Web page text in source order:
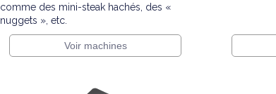
comme des mini-steak hachés, des «
nuggets », etc.
Voir machines